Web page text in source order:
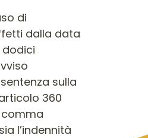
di
dalla data
sulla
360
comma
l’indennità